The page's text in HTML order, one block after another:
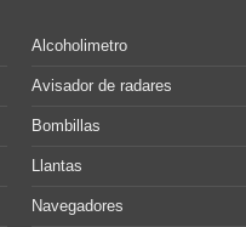
Alcoholimetro
Avisador de radares
Bombillas
Llantas
Navegadores